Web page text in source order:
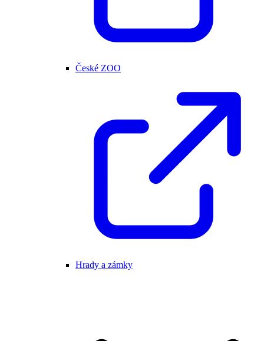
České ZOO
Hrady a zámky